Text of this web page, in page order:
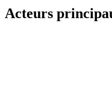
Acteurs